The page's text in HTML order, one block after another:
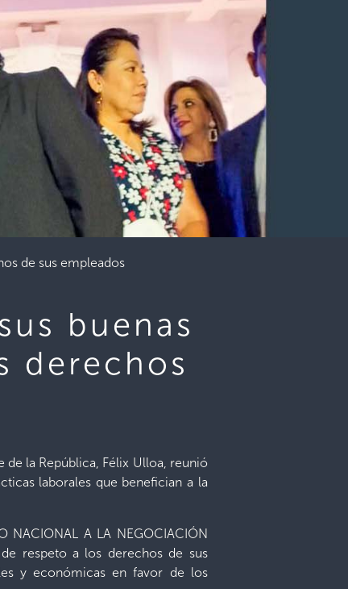
de sus empleados
buenas
derechos
de la República, Félix Ulloa, reunió
laborales que benefician a la
A LA NEGOCIACIÓN
respeto a los derechos de sus
y económicas en favor de los